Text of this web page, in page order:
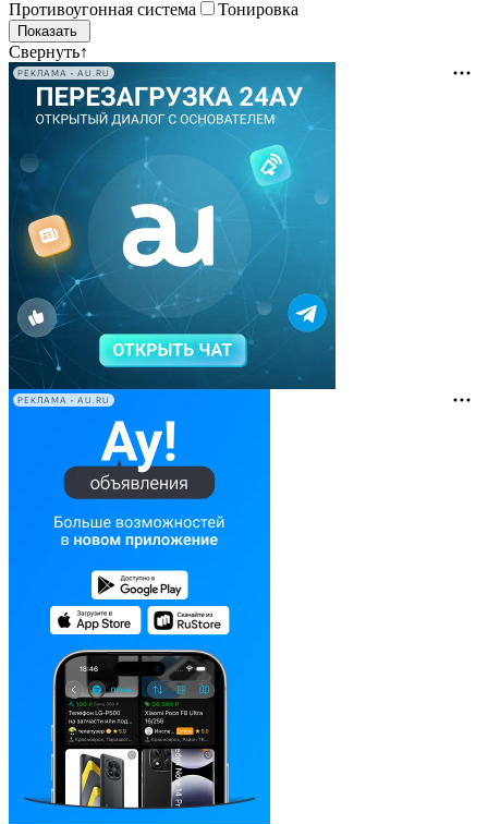
Противоугонная система Тонировка
Свернуть↑
РЕКЛАМА • AU.RU
РЕКЛАМА • AU.RU